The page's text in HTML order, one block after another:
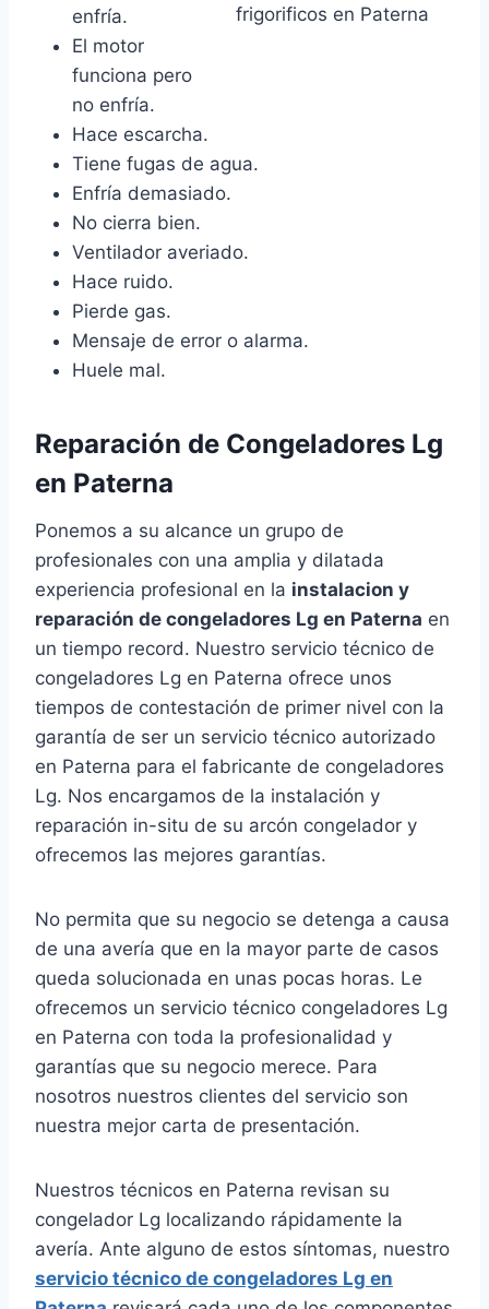
enfría.
El motor
funciona pero
no enfría.
Hace escarcha.
Tiene fugas de agua.
Enfría demasiado.
No cierra bien.
Ventilador averiado.
Hace ruido.
Pierde gas.
Mensaje de error o alarma.
Huele mal.
Reparación de Congeladores Lg
en Paterna
Ponemos a su alcance un grupo de
profesionales con una amplia y dilatada
experiencia profesional en la instalacion y
reparación de congeladores Lg en Paterna en
un tiempo record. Nuestro servicio técnico de
congeladores Lg en Paterna ofrece unos
tiempos de contestación de primer nivel con la
garantía de ser un servicio técnico autorizado
en Paterna para el fabricante de congeladores
Lg. Nos encargamos de la instalación y
reparación in-situ de su arcón congelador y
ofrecemos las mejores garantías.
No permita que su negocio se detenga a causa
de una avería que en la mayor parte de casos
queda solucionada en unas pocas horas. Le
ofrecemos un servicio técnico congeladores Lg
en Paterna con toda la profesionalidad y
garantías que su negocio merece. Para
nosotros nuestros clientes del servicio son
nuestra mejor carta de presentación.
Nuestros técnicos en Paterna revisan su
congelador Lg localizando rápidamente la
avería. Ante alguno de estos síntomas, nuestro
servicio técnico de congeladores Lg en